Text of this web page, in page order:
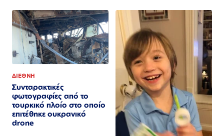
ΔΙΕΘΝΗ
Συνταρακτικές
φωτογραφίες από το
τουρκικό πλοίο στο οποίο
επιτέθηκε ουκρανικό
drone